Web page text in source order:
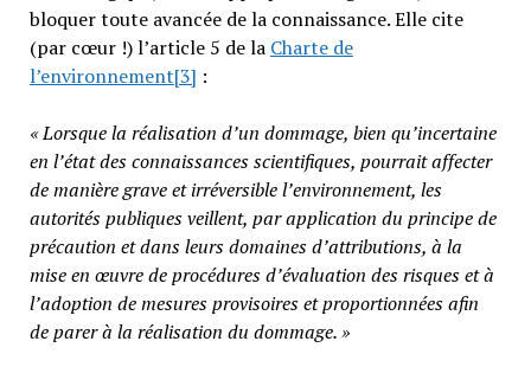
bloquer toute avancée de la connaissance. Elle cite
(par cœur !) l’article 5 de la Charte de
l’environnement[3] :
« Lorsque la réalisation d’un dommage, bien qu’incertaine
en l’état des connaissances scientifiques, pourrait affecter
de manière grave et irréversible l’environnement, les
autorités publiques veillent, par application du principe de
précaution et dans leurs domaines d’attributions, à la
mise en œuvre de procédures d’évaluation des risques et à
l’adoption de mesures provisoires et proportionnées afin
de parer à la réalisation du dommage. »